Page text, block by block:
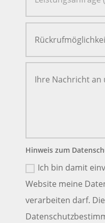
Hinweis zum
Ich bin damit
Website meine
verarbeiten darf. Die